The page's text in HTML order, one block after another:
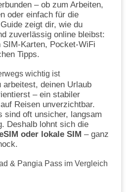
– ob zum Arbeiten,
oder einfach für die
zeigt dir, wie du
zuverlässig online bleibst:
Karten, Pocket-WiFi
Tipps.
wichtig ist
arbeitest, deinen Urlaub
– ein stabiler
Reisen unverzichtbar.
sind oft unsicher, langsam
Deshalb lohnt sich die
oder lokale SIM – ganz
& Pangia Pass im Vergleich